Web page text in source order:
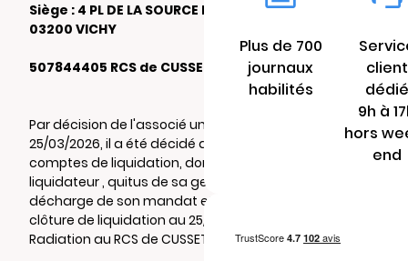
Siège : 4 PL DE LA SOURCE DE L'HOPITAL
03200 VICHY
507844405 RCS de CUSSET
Par décision de l'associé unique du
25/03/2026, il a été décidé d'approuver les
comptes de liquidation, donné au
liquidateur , quitus de sa gestion et
décharge de son mandat et constaté la
clôture de liquidation au 25/03/2026.
Radiation au RCS de CUSSET.
Plus de 700
journaux
habilités
client
dédié
9h à
hors
end